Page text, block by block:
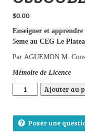
$0.00
Enseigner et apprendre
5eme au CEG Le
Par AGUEMON M.
Mémoire de Licence
quantité deAjouter au
Poser une